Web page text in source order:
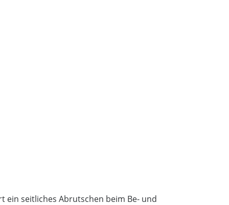
ein seitliches Abrutschen beim Be- und